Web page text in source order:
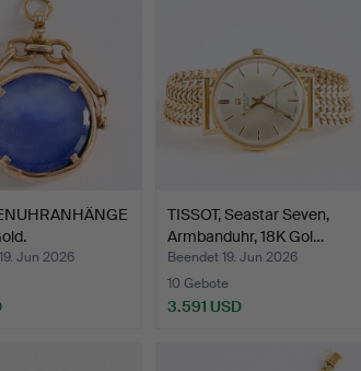
Jun 2026
TISSOT, Seastar Seven,
Armbanduhr, 18K Gol…
Beendet 19. Jun 2026
10 Gebote
3.591 USD